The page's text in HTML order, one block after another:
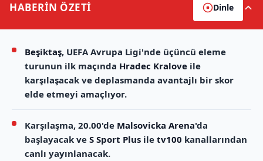
HABERİN ÖZETİ Dinle
Beşiktaş, UEFA Avrupa Ligi'nde üçüncü eleme
turunun ilk maçında Hradec Kralove ile
karşılaşacak ve deplasmanda avantajlı bir skor
elde etmeyi amaçlıyor.
Karşılaşma, 20.00'de Malsovicka Arena'da
başlayacak ve S Sport Plus ile tv100 kanallarından
canlı yayınlanacak.